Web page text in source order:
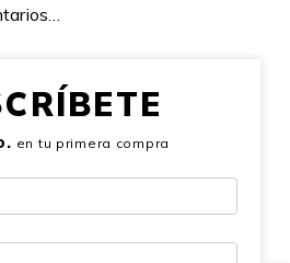
en tu primera compra